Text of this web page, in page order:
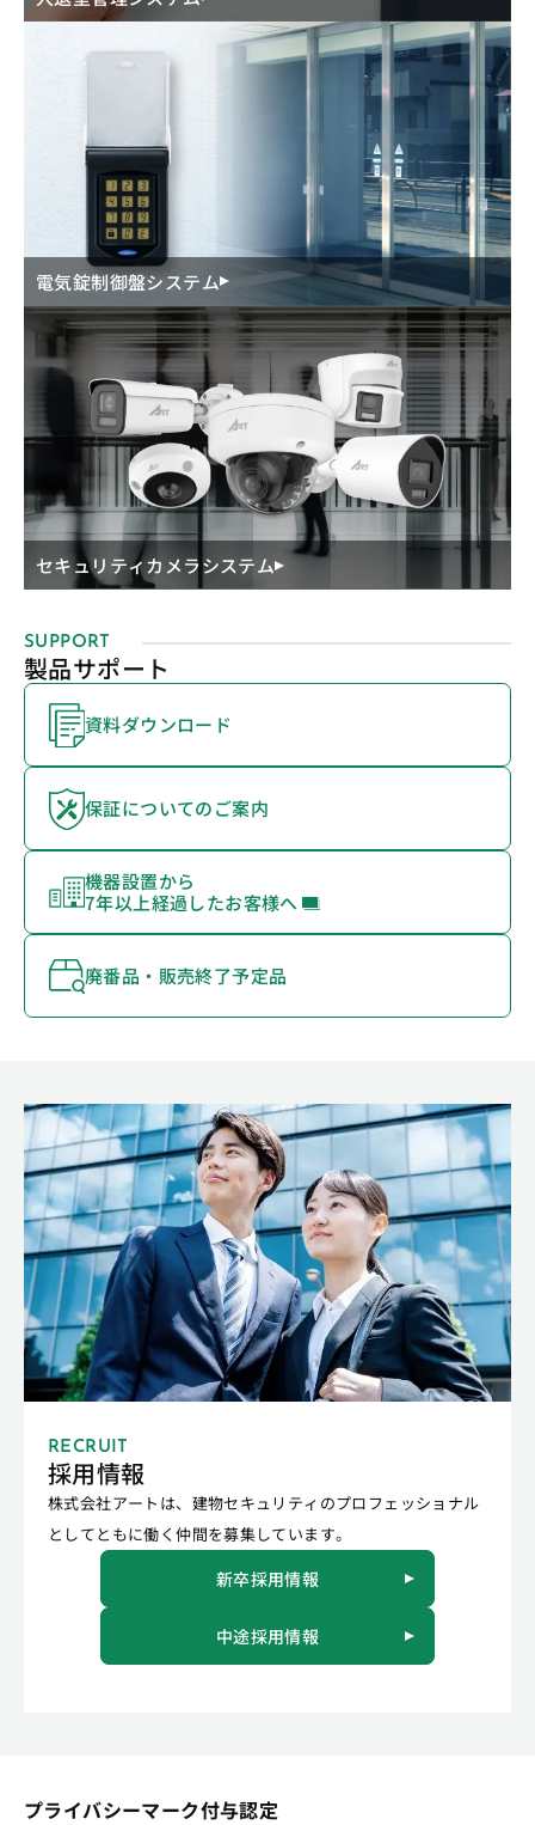
電気錠制御盤システム
セキュリティカメラシステム
SUPPORT
製品サポート
資料ダウンロード
保証についてのご案内
機器設置から
7年以上経過したお客様へ
廃番品・販売終了予定品
RECRUIT
採用情報
株式会社アートは、建物セキュリティのプロフェッショナル
としてともに働く仲間を募集しています。
新卒採用情報
中途採用情報
プライバシーマーク付与認定